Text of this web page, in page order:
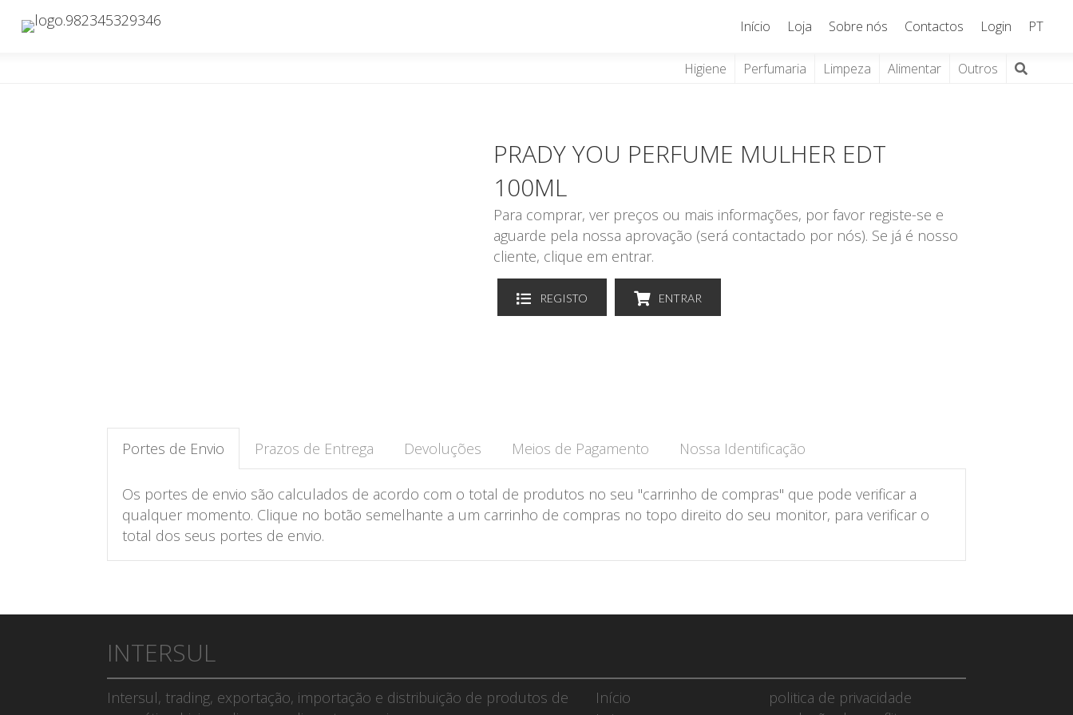
Início Loja Sobre nós Contactos Login PT
Higiene Perfumaria Limpeza Alimentar Outros
PRADY YOU PERFUME MULHER EDT
100ML
Para comprar, ver preços ou mais informações, por favor registe-se e
aguarde pela nossa aprovação (será contactado por nós). Se já é nosso
cliente, clique em entrar.
REGISTO ENTRAR
Portes de Envio Prazos de Entrega Devoluções Meios de Pagamento Nossa Identificação
Os portes de envio são calculados de acordo com o total de produtos no seu "carrinho de compras" que pode verificar a
qualquer momento. Clique no botão semelhante a um carrinho de compras no topo direito do seu monitor, para verificar o
total dos seus portes de envio.
INTERSUL
Intersul, trading, exportação, importação e distribuição de produtos de
Início
politica de privacidade